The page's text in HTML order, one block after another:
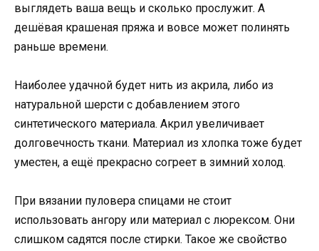
выглядеть ваша вещь и сколько прослужит. А
дешёвая крашеная пряжа и вовсе может полинять
раньше времени.
Наиболее удачной будет нить из акрила, либо из
натуральной шерсти с добавлением этого
синтетического материала. Акрил увеличивает
долговечность ткани. Материал из хлопка тоже будет
уместен, а ещё прекрасно согреет в зимний холод.
При вязании пуловера спицами не стоит
использовать ангору или материал с люрексом. Они
слишком садятся после стирки. Такое же свойство